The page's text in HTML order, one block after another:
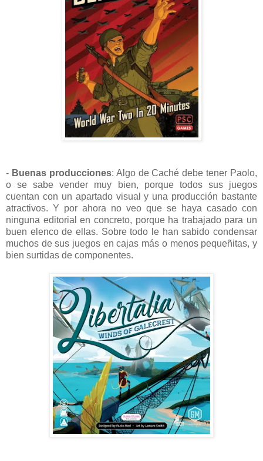
- Buenas producciones: Algo de Caché debe tener Paolo,
o se sabe vender muy bien, porque todos sus juegos
cuentan con un apartado visual y una producción bastante
atractivos. Y por ahora no veo que se haya casado con
ninguna editorial en concreto, porque ha trabajado para un
buen elenco de ellas. Sobre todo le han sabido condensar
muchos de sus juegos en cajas más o menos pequeñitas, y
bien surtidas de componentes.